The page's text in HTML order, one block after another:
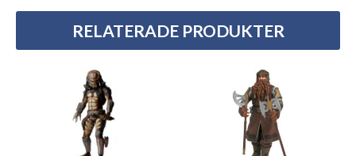
RELATERADE PRODUKTER